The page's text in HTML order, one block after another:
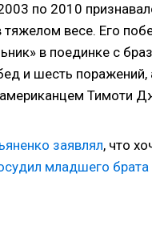
по 2010
весе. Его
в поединке с
и шесть
Тимоти
заявлял, что
младшего брата